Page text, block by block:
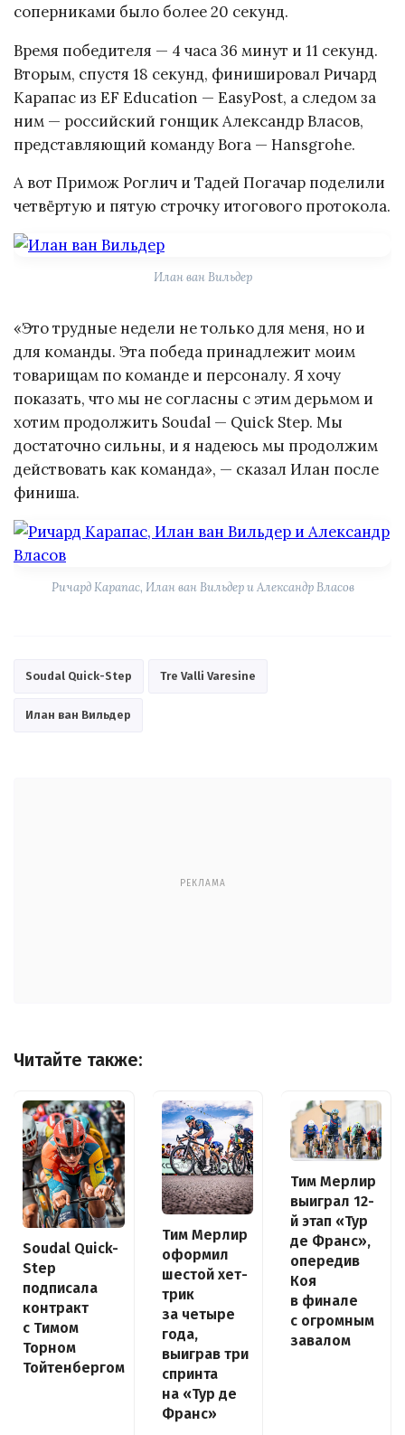
соперниками было более 20 секунд.
Время победителя — 4 часа 36 минут и 11 секунд.
Вторым, спустя 18 секунд, финишировал Ричард
Карапас из EF Education — EasyPost, а следом за
ним — российский гонщик Александр Власов,
представляющий команду Bora — Hansgrohe.
А вот Примож Роглич и Тадей Погачар поделили
четвёртую и пятую строчку итогового протокола.
Илан ван Вильдер
«Это трудные недели не только для меня, но и
для команды. Эта победа принадлежит моим
товарищам по команде и персоналу. Я хочу
показать, что мы не согласны с этим дерьмом и
хотим продолжить Soudal — Quick Step. Мы
достаточно сильны, и я надеюсь мы продолжим
действовать как команда», — сказал Илан после
финиша.
Ричард Карапас, Илан ван Вильдер и Александр Власов
Soudal Quick-Step Tre Valli Varesine
Илан ван Вильдер
РЕКЛАМА
Читайте также:
Soudal Quick-
Step
подписала
контракт
с Тимом
Торном
Тойтенбергом
Тим Мерлир
оформил
шестой хет-
трик
за четыре
года,
выиграв три
спринта
на «Тур де
Франс»
Тим Мерлир
выиграл 12-
й этап «Тур
де Франс»,
опередив
Коя
в финале
с огромным
завалом